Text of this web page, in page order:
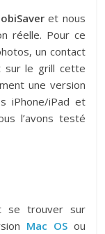
et nous
réelle. Pour ce
un contact
sur le grill cette
une version
iPhone/iPad et
l’avons testé
se trouver sur
Mac OSou